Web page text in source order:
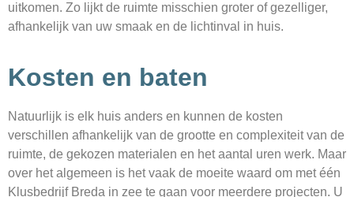
uitkomen. Zo lijkt de ruimte misschien groter of gezelliger,
afhankelijk van uw smaak en de lichtinval in huis.
Kosten en baten
Natuurlijk is elk huis anders en kunnen de kosten
verschillen afhankelijk van de grootte en complexiteit van de
ruimte, de gekozen materialen en het aantal uren werk. Maar
over het algemeen is het vaak de moeite waard om met één
Klusbedrijf Breda in zee te gaan voor meerdere projecten. U